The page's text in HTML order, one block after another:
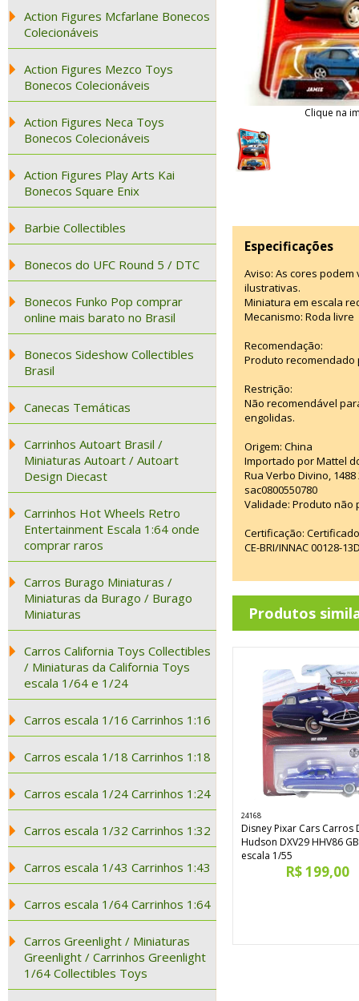
Action Figures Mcfarlane Bonecos
Colecionáveis
Action Figures Mezco Toys
Bonecos Colecionáveis
Action Figures Neca Toys
Bonecos Colecionáveis
Action Figures Play Arts Kai
Bonecos Square Enix
Barbie Collectibles
Bonecos do UFC Round 5 / DTC
Bonecos Funko Pop comprar
online mais barato no Brasil
Bonecos Sideshow Collectibles
Brasil
Canecas Temáticas
Carrinhos Autoart Brasil /
Miniaturas Autoart / Autoart
Design Diecast
Carrinhos Hot Wheels Retro
Entertainment Escala 1:64 onde
comprar raros
Carros Burago Miniaturas /
Miniaturas da Burago / Burago
Miniaturas
Carros California Toys Collectibles
/ Miniaturas da California Toys
escala 1/64 e 1/24
Carros escala 1/16 Carrinhos 1:16
Carros escala 1/18 Carrinhos 1:18
Carros escala 1/24 Carrinhos 1:24
Carros escala 1/32 Carrinhos 1:32
Carros escala 1/43 Carrinhos 1:43
Carros escala 1/64 Carrinhos 1:64
Carros Greenlight / Miniaturas
Greenlight / Carrinhos Greenlight
1/64 Collectibles Toys
Clique na
Especificações
Aviso: As cores
ilustrativas.
Miniatura em escala
Mecanismo: Roda livre
Recomendação:
Produto recomendado
Restrição:
Não recomendável
engolidas.
Origem: China
Importado por Mattel
Rua Verbo Divino,
sac0800550780
Validade: Produto não
Certificação:
CE-BRI/INNAC 00128-
Produtos
24168
Disney Pixar Cars Carros
Hudson DXV29 HHV86
escala 1/55
R$ 199,00